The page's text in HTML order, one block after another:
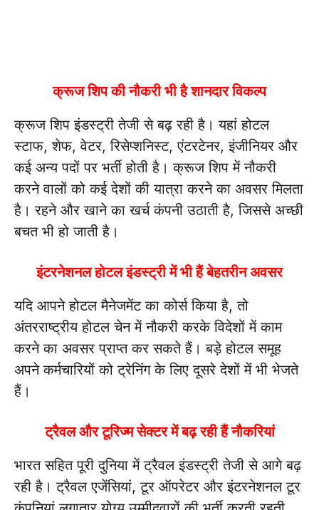
क्रूज शिप की नौकरी भी है शानदार विकल्प
क्रूज शिप इंडस्ट्री तेजी से बढ़ रही है। यहां होटल
स्टाफ, शेफ, वेटर, रिसेप्शनिस्ट, एंटरटेनर, इंजीनियर और
कई अन्य पदों पर भर्ती होती है। क्रूज शिप में नौकरी
करने वालों को कई देशों की यात्रा करने का अवसर मिलता
है। रहने और खाने का खर्च कंपनी उठाती है, जिससे अच्छी
बचत भी हो जाती है।
इंटरनेशनल होटल इंडस्ट्री में भी हैं बेहतरीन अवसर
यदि आपने होटल मैनेजमेंट का कोर्स किया है, तो
अंतरराष्ट्रीय होटल चेन में नौकरी करके विदेशों में काम
करने का अवसर प्राप्त कर सकते हैं। बड़े होटल समूह
अपने कर्मचारियों को ट्रेनिंग के लिए दूसरे देशों में भी भेजते
हैं।
ट्रैवल और टूरिज्म सेक्टर में बढ़ रही हैं नौकरियां
भारत सहित पूरी दुनिया में ट्रैवल इंडस्ट्री तेजी से आगे बढ़
रही है। ट्रैवल एजेंसियां, टूर ऑपरेटर और इंटरनेशनल टूर